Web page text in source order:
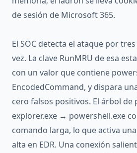
de sesión de Microsoft 365.
El SOC detecta el ataque por
vez. La clave RunMRU de esa
con un valor que contiene
EncodedCommand, y dispara
cero falsos positivos. El árbol de
explorer.exe → powershell.exe
comando larga, lo que activa
alta en EDR. Una conexión